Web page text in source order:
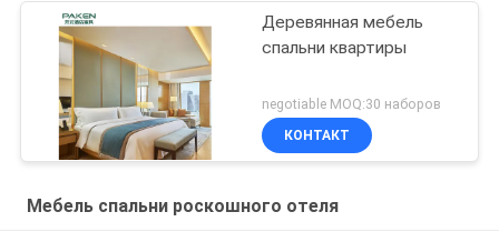
Деревянная мебель
спальни квартиры
negotiable MOQ:30 наборов
КОНТАКТ
Мебель спальни роскошного отеля